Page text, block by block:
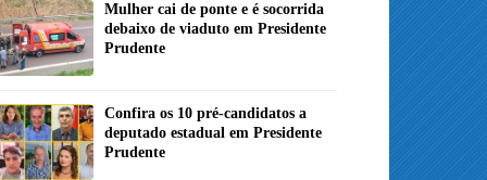
Mulher cai de ponte e é socorrida
debaixo de viaduto em Presidente
Prudente
Confira os 10 pré-candidatos a
deputado estadual em Presidente
Prudente